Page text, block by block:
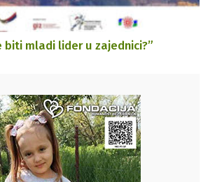
biti mladi lider u zajednici?”